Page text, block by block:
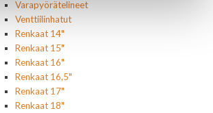
Varapyörätelineet
Venttiilinhatut
Renkaat 14"
Renkaat 15"
Renkaat 16"
Renkaat 16,5"
Renkaat 17"
Renkaat 18"